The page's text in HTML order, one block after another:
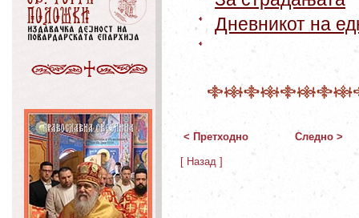
Дневникот на
< Претходно Следно >
[ Назад ]